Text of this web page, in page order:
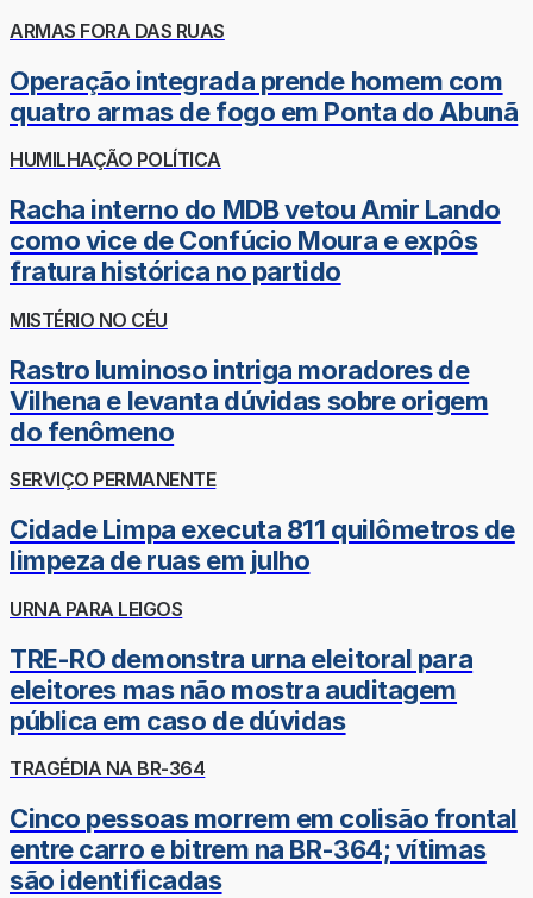
ARMAS FORA DAS RUAS
Operação integrada prende homem com
quatro armas de fogo em Ponta do Abunã
HUMILHAÇÃO POLÍTICA
Racha interno do MDB vetou Amir Lando
como vice de Confúcio Moura e expôs
fratura histórica no partido
MISTÉRIO NO CÉU
Rastro luminoso intriga moradores de
Vilhena e levanta dúvidas sobre origem
do fenômeno
SERVIÇO PERMANENTE
Cidade Limpa executa 811 quilômetros de
limpeza de ruas em julho
URNA PARA LEIGOS
TRE-RO demonstra urna eleitoral para
eleitores mas não mostra auditagem
pública em caso de dúvidas
TRAGÉDIA NA BR-364
Cinco pessoas morrem em colisão frontal
entre carro e bitrem na BR-364; vítimas
são identificadas